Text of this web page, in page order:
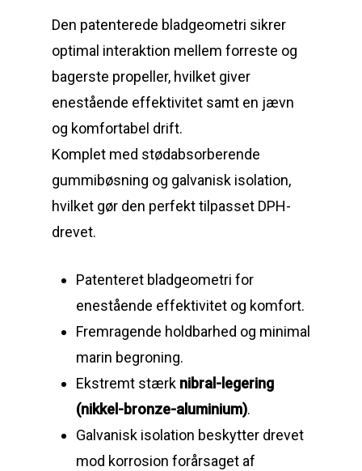
Den patenterede bladgeometri sikrer
optimal interaktion mellem forreste og
bagerste propeller, hvilket giver
enestående effektivitet samt en jævn
og komfortabel drift.
Komplet med stødabsorberende
gummibøsning og galvanisk isolation,
hvilket gør den perfekt tilpasset DPH-
drevet.
Patenteret bladgeometri for
enestående effektivitet og komfort.
Fremragende holdbarhed og minimal
marin begroning.
Ekstremt stærk nibral-legering
(nikkel-bronze-aluminium).
Galvanisk isolation beskytter drevet
mod korrosion forårsaget af